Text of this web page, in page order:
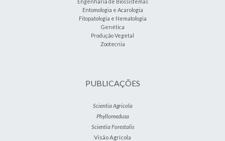
Entomologia e Acarologia
Fitopatologia e Nematologia
Genética
Produção Vegetal
Zootecnia
PUBLICAÇÕES
Scientia Agricola
Phyllomedusa
Scientia Forestalis
Visão Agrícola